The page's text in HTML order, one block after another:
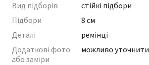
Вид підборів
стійкі підбори
Підбори
8 см
Деталі
ремінці
Додаткові фото
або заміри
можливо уточнити